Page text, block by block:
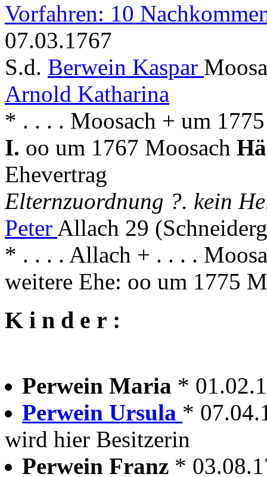
Vorfahren: 10
07.03.1767
S.d. Berwein Kaspar
Arnold Katharina
* . . . . Moosach + um
I. oo um 1767 Moosach
Ehevertrag
Elternzuordnung ?. kein
Peter Allach 29
* . . . . Allach + . . . .
weitere Ehe: oo um 1775
K i n d e r :
Perwein Maria *
Perwein Ursula *
wird hier Besitzerin
Perwein Franz *